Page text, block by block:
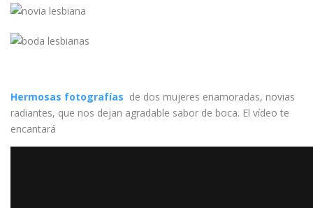
Hermosas fotografías de dos mujeres enamoradas, novias
radiantes, que nos dejan agradable sabor de boca. El vídeo te
encantará